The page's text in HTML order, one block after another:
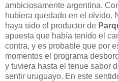
ambiciosamente argentina.
hubiera quedado en el olvido.
haya sido el productor de
apuesta que había tenido el
contra, y es probable que por
momentos el programa
y tuviera hasta el tenue sabor
sentir uruguayo. En este